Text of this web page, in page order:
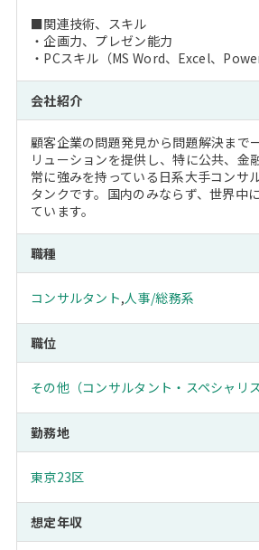
■関連技術、スキル
・企画力、プレゼン能力
・PCスキル（MS Word、Excel、
会社紹介
顧客企業の問題発見から問題解決まで
リューションを提供し、特に公共、金
常に強みを持っている日系大手コンサ
タンクです。国内のみならず、世界中
ています。
職種
コンサルタント,人事/総務系
職位
その他（コンサルタント・スペシャリス
勤務地
東京23区
想定年収